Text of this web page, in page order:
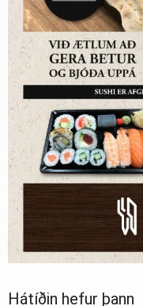
Hátíðin hefur þann